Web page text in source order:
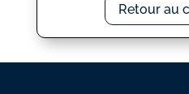
Retour au